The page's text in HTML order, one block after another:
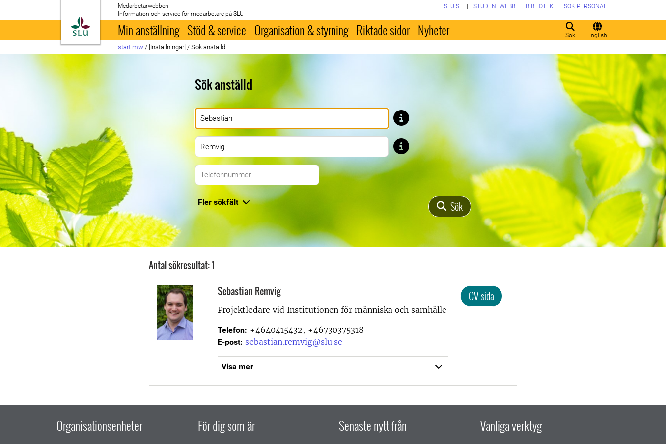
Till startsida
Medarbetarwebben
Information och service för medarbetare på SLU
Sök English
SLU.SE STUDENTWEBB BIBLIOTEK SÖK PERSONAL
Min anställning Stöd & service Organisation & styrning Riktade sidor Nyheter
start mw / [Inställningar] / Sök anställd
Sök anställd
Förnamn
Efternamn
Telefonnummer
Fler sökfält Sök
Antal sökresultat: 1
Sebastian Remvig
Projektledare vid Institutionen för människa och samhälle
Telefon: +4640415432, +46730375318
E-post: sebastian.remvig@slu.se
Visa mer
CV-sida
Organisationsenheter För dig som är Senaste nytt från Vanliga verktyg